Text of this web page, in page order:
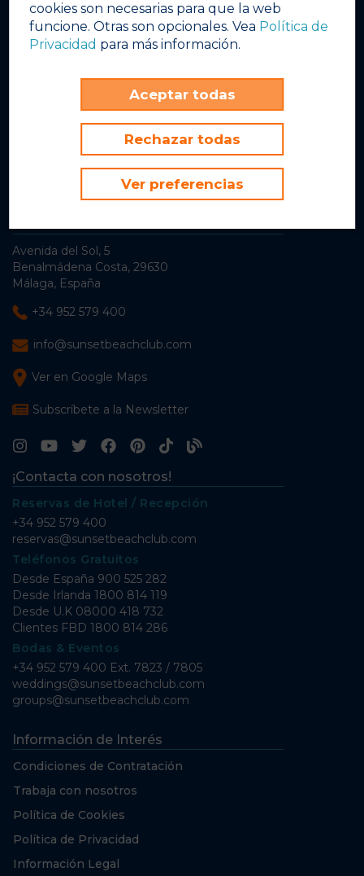
Calendario de Eventos
¿Qué tenemos esta semana?
Galería de Videos
Avenida del Sol, 5
Benalmádena Costa, 29630
Málaga, España
+34 952 579 400
info@sunsetbeachclub.com
Ver en Google Maps
Subscríbete a la Newsletter
¡Contacta con nosotros!
Reservas de Hotel / Recepción
+34 952 579 400
reservas@sunsetbeachclub.com
Teléfonos Gratuitos
Desde España 900 525 282
Desde Irlanda 1800 814 119
Desde U.K 08000 418 732
Clientes FBD 1800 814 286
Bodas & Eventos
+34 952 579 400 Ext. 7823 / 7805
weddings@sunsetbeachclub.com
groups@sunsetbeachclub.com
Información de Interés
Condiciones de Contratación
Trabaja con nosotros
Política de Cookies
Política de Privacidad
Información Legal
cookies son necesarias para que la web
funcione. Otras son opcionales. Vea Política de
Privacidad para más información.
Aceptar todas
Rechazar todas
Ver preferencias